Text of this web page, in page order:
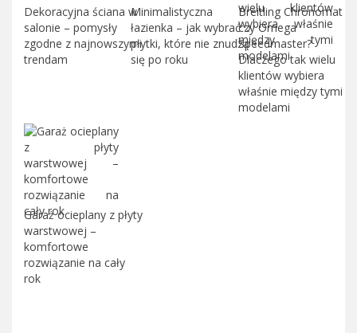
Dekoracyjna ściana w
salonie – pomysły
zgodne z najnowszymi
trendam
Minimalistyczna
łazienka – jak wybrać
płytki, które nie znudzą
się po roku
Breitling Chronomat
czy Omega
Speedmaster?
Dlaczego tak wielu
klientów wybiera
właśnie między tymi
modelami
Garaż ocieplany z płyty
warstwowej –
komfortowe
rozwiązanie na cały
rok